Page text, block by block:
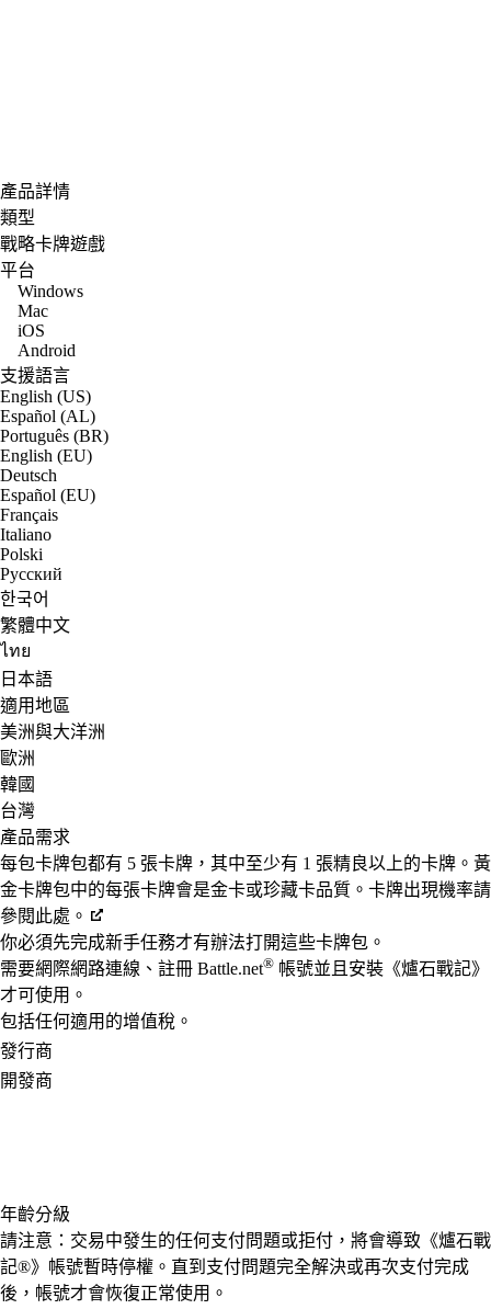
產品詳情
類型
戰略卡牌遊戲
平台
Windows
Mac
iOS
Android
支援語言
English (US)
Español (AL)
Português (BR)
English (EU)
Deutsch
Español (EU)
Français
Italiano
Polski
Русский
한국어
繁體中文
ไทย
日本語
適用地區
美洲與大洋洲
歐洲
韓國
台灣
產品需求
每包卡牌包都有 5 張卡牌，其中至少有 1 張精良以上的卡牌。黃
金卡牌包中的每張卡牌會是金卡或珍藏卡品質。卡牌出現機率請
參閱此處。
你必須先完成新手任務才有辦法打開這些卡牌包。
需要網際網路連線、註冊 Battle.net® 帳號並且安裝《爐石戰記》
才可使用。
包括任何適用的增值稅。
發行商
開發商
年齡分級
請注意：交易中發生的任何支付問題或拒付，將會導致《爐石戰
記®》帳號暫時停權。直到支付問題完全解決或再次支付完成
後，帳號才會恢復正常使用。